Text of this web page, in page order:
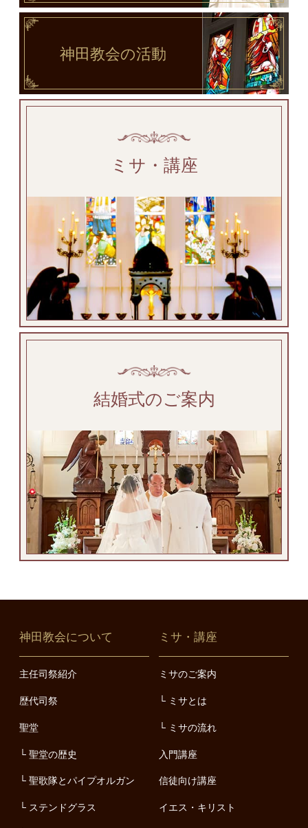
神田教会の活動
ミサ・講座
結婚式のご案内
神田教会について
主任司祭紹介
歴代司祭
聖堂
聖堂の歴史
聖歌隊とパイプオルガン
ステンドグラス
ミサ・講座
ミサのご案内
ミサとは
ミサの流れ
入門講座
信徒向け講座
イエス・キリスト